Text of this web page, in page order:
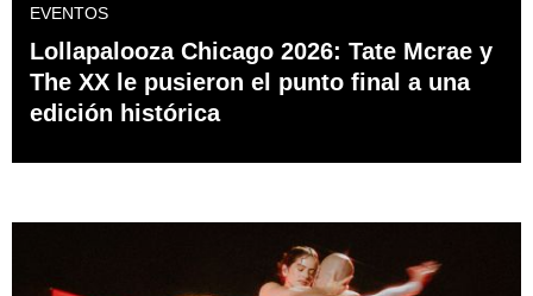
EVENTOS
Lollapalooza Chicago 2026: Tate Mcrae y
The XX le pusieron el punto final a una
edición histórica